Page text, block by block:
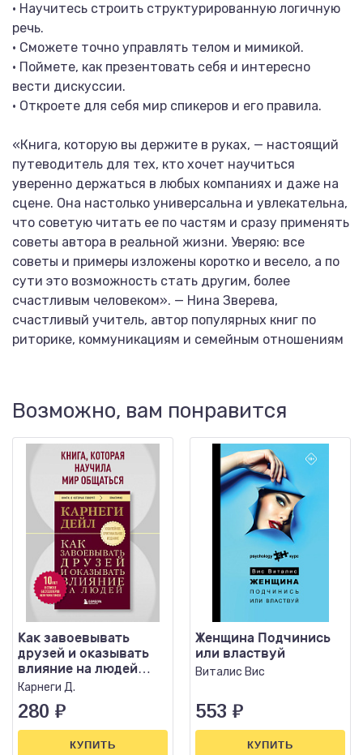
• Научитесь строить структурированную логичную
речь.
• Сможете точно управлять телом и мимикой.
• Поймете, как презентовать себя и интересно
вести дискуссии.
• Откроете для себя мир спикеров и его правила.
«Книга, которую вы держите в руках, — настоящий
путеводитель для тех, кто хочет научиться
уверенно держаться в любых компаниях и даже на
сцене. Она настолько универсальна и увлекательна,
что советую читать ее по частям и сразу применять
советы автора в реальной жизни. Уверяю: все
советы и примеры изложены коротко и весело, а по
сути это возможность стать другим, более
счастливым человеком». — Нина Зверева,
счастливый учитель, автор популярных книг по
риторике, коммуникациям и семейным отношениям
Возможно, вам понравится
Как завоевывать
друзей и оказывать
влияние на людей
Оригинальное
Карнеги Д.
280 ₽
КУПИТЬ
Женщина Подчинись
или властвуй
Виталис Вис
553 ₽
КУПИТЬ